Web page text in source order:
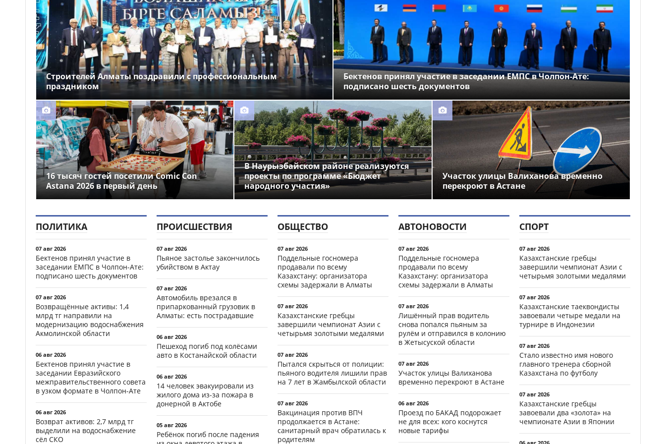
народного участия»
09:47
Забрались на телевышку
и не смогли спуститься: двух
мальчиков спасли в ВКО
09:36
Казахстанские гребцы
завоевали два «золота» на
чемпионате Азии в Японии
Строителей Алматы поздравили с профессиональным
праздником
Бектенов принял участие в заседании ЕМПС в Чолпон-Ате:
подписано шесть документов
16 тысяч гостей посетили Comic Con
Astana 2026 в первый день
В Наурызбайском районе реализуются
проекты по программе «Бюджет
народного участия»
Участок улицы Валиханова временно
перекроют в Астане
ПОЛИТИКА
07 авг 2026
Бектенов принял участие в
заседании ЕМПС в Чолпон-Ате:
подписано шесть документов
07 авг 2026
Возвращённые активы: 1,4
млрд тг направили на
модернизацию водоснабжения
Акмолинской области
06 авг 2026
Бектенов принял участие в
заседании Евразийского
межправительственного совета
в узком формате в Чолпон-Ате
06 авг 2026
Возврат активов: 2,7 млрд тг
выделили на водоснабжение
сёл СКО
ПРОИСШЕСТВИЯ
07 авг 2026
Пьяное застолье закончилось
убийством в Актау
07 авг 2026
Автомобиль врезался в
припаркованный грузовик в
Алматы: есть пострадавшие
06 авг 2026
Пешеход погиб под колёсами
авто в Костанайской области
06 авг 2026
14 человек эвакуировали из
жилого дома из-за пожара в
донерной в Актобе
05 авг 2026
Ребёнок погиб после падения
ОБЩЕСТВО
07 авг 2026
Поддельные госномера
продавали по всему
Казахстану: организатора
схемы задержали в Алматы
07 авг 2026
Казахстанские гребцы
завершили чемпионат Азии с
четырьмя золотыми медалями
07 авг 2026
Пытался скрыться от полиции:
пьяного водителя лишили прав
на 7 лет в Жамбылской области
07 авг 2026
Вакцинация против ВПЧ
продолжается в Астане:
санитарный врач обратилась к
родителям
АВТОНОВОСТИ
07 авг 2026
Поддельные госномера
продавали по всему
Казахстану: организатора
схемы задержали в Алматы
07 авг 2026
Лишённый прав водитель
снова попался пьяным за
рулём и отправился в колонию
в Жетысуской области
07 авг 2026
Участок улицы Валиханова
временно перекроют в Астане
06 авг 2026
Проезд по БАКАД подорожает
не для всех: кого коснутся
новые тарифы
СПОРТ
07 авг 2026
Казахстанские гребцы
завершили чемпионат Азии с
четырьмя золотыми медалями
07 авг 2026
Казахстанские таеквондисты
завоевали четыре медали на
турнире в Индонезии
07 авг 2026
Стало известно имя нового
главного тренера сборной
Казахстана по футболу
07 авг 2026
Казахстанские гребцы
завоевали два «золота» на
чемпионате Азии в Японии